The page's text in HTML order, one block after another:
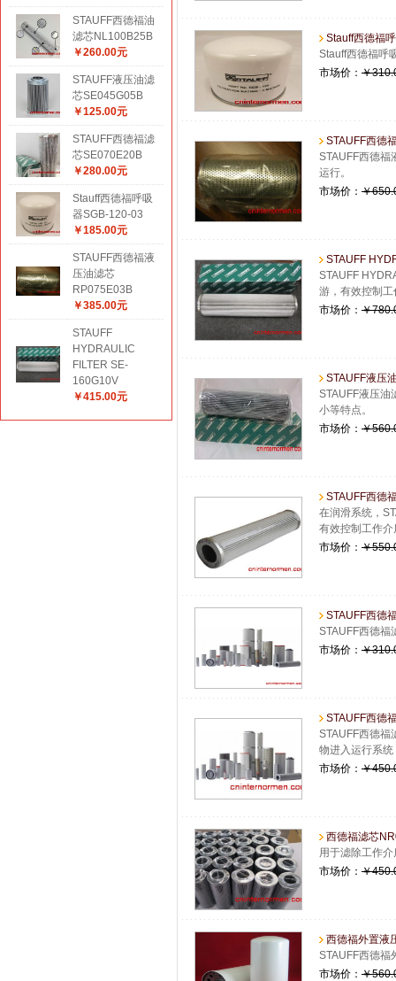
STAUFF西德福油
滤芯NL100B25B
￥260.00元
STAUFF液压油滤
芯SE045G05B
￥125.00元
STAUFF西德福滤
芯SE070E20B
￥280.00元
Stauff西德福呼吸
器SGB-120-03
￥185.00元
STAUFF西德福液
压油滤芯
RP075E03B
￥385.00元
STAUFF
HYDRAULIC
FILTER SE-
160G10V
￥415.00元
Stauff西德福
Stauff西德福呼
市场价： ￥
STAUFF西德
STAUFF西德福
运行。
市场价： ￥
STAUFF
STAUFF
游，有效控制
市场价： ￥
STAUFF液压
STAUFF液压油
小等特点。
市场价： ￥
STAUFF西德
在润滑系统，
有效控制工作
市场价： ￥
STAUFF西德
STAUFF西德福
市场价： ￥
STAUFF西德
STAUFF西德福
物进入运行系
市场价： ￥
西德福滤芯
用于滤除工作
市场价： ￥
西德福外置液
STAUFF西德福
市场价： ￥